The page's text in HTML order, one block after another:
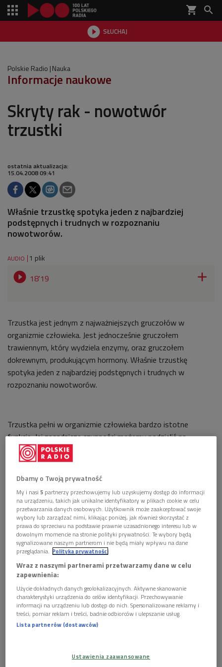
shopping_cart 
 SŁUCHAJ

Polskie Radio Nauka
Informacje naukowe
Skryty rak - nowotwór
trzustki
ostatnia aktualizacja:
15.04.2008 09:41
Właśnie trzustkę spotyka jeden z najbardziej
podstępnych i trudnych w rozpoznaniu
nowotworów.
AUDIO 1 plik
 18'19 
Trzustka jest jednym z najważniejszych gruczołów w
organizmie człowieka. Jest jednocześnie gruczołem
trawiennym, który wydziela enzymy, oraz gruczołem
dokrewnym, produkującym hormony. Właśnie trzustkę
spotyka jeden z najbardziej podstępnych i trudnych w
rozpoznaniu nowotworów.
Trzustka pełni w organizmie człowieka bardzo istotne
funkcje. Jej zasadnicze czynności możemy podzielić na:
- zewnątrzwydzielnicze – produkuje ona jeden z soków
zawierający enzymy trawienne,
- wewnątrzwydzielnicze – do krwi wydzielane są hormony,
najważniejsze z nich to insulina i glukagon.
Rak trzustki jest nowotworem niebezpiecznym i trudnym do
wykrycia we wczesnym stadium. Często jest zbyt późno na
całkowite wyleczenie chorego, bo choroba postępuje bardzo
szybko. Niestety należy on także do tych nowotworów, które
najczęściej powodują zgony.
Mało wiemy o jego przyczynach – są to najczęściej mutacje
komórkowe. Około 10% zachorowań ma podłoże genetyczne,
pozostałe wynikają z przyczyn środowiskowych oraz
cierpiące na przewlekłe zapalenie trzustki, nadużywające
Dbamy o Twoją prywatność
My i nasi5 partnerzy przechowujemy lub uzyskujemy dostęp do informacji
na urządzeniu, takich jak unikalne identyfikatory w plikach cookie w celu
przetwarzania danych osobowych. Użytkownik może zaakceptować swoje
wybory lub zarządzać nimi, klikając poniżej, jak również skorzystać z
prawa do sprzeciwu na podstawie prawnie uzasadnionego interesu lub w
dowolnym momencie na stronie polityki prywatności. Te wybory będą
sygnalizowane naszym partnerom i nie będą miały wpływu na dane
przeglądania. Polityka prywatności
Wraz z naszymi partnerami przetwarzamy dane w celu
zapewnienia:
Użycie dokładnych danych geolokalizacyjnych. Aktywne skanowanie
charakterystyki urządzenia do celów identyfikacji. Przechowywanie
informacji na urządzeniu lub dostęp do nich. Spersonalizowane reklamy i
treści, pomiar reklam i treści, badnie odbiorców i ulepszanie usług.
Lista partnerów (dostawców)
Ustawienia zaawansowane